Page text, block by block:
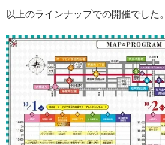
以上のラインナップでの開催でした。